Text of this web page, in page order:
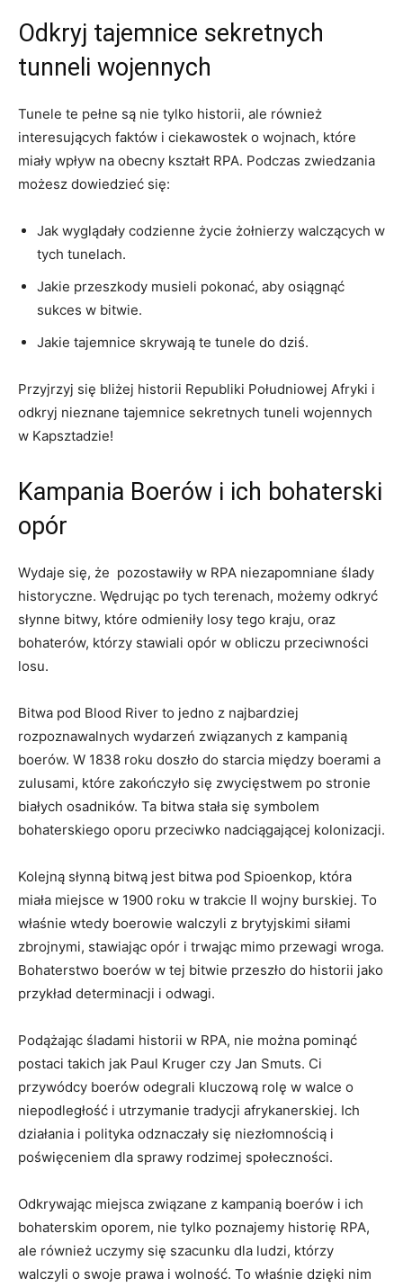
Odkryj tajemnice⁣ sekretnych
tunneli wojennych
Tunele te pełne są ‍nie tylko⁣ historii,‍ ale również
interesujących faktów i ciekawostek o wojnach, ⁣które
miały wpływ ‌na obecny kształt RPA. Podczas zwiedzania
możesz ​dowiedzieć się:
Jak wyglądały codzienne życie ⁢żołnierzy walczących ‌w
tych tunelach.
Jakie ‍przeszkody musieli pokonać, aby ‌osiągnąć
sukces w bitwie.
Jakie tajemnice​ skrywają te tunele do dziś.
Przyjrzyj się bliżej historii Republiki Południowej Afryki i
odkryj nieznane‌ tajemnice ‌sekretnych ⁣tuneli wojennych
w Kapsztadzie!
Kampania Boerów i ich‌ bohaterski
opór
Wydaje się, że ⁢ ⁢pozostawiły w RPA niezapomniane ślady
historyczne. Wędrując​ po tych terenach, możemy odkryć
słynne‍ bitwy, które odmieniły losy tego kraju, ‍oraz
bohaterów,⁣ którzy stawiali opór w obliczu przeciwności
losu.
Bitwa pod Blood River to jedno z najbardziej
rozpoznawalnych wydarzeń⁣ związanych z kampanią
boerów. ⁢W 1838 roku doszło do starcia między boerami ⁤a
zulusami, które zakończyło się zwycięstwem po stronie‌
białych osadników. ⁣Ta bitwa stała​ się symbolem
⁤bohaterskiego oporu przeciwko nadciągającej kolonizacji.
Kolejną słynną bitwą jest bitwa pod Spioenkop, która
miała miejsce w 1900 roku w trakcie II wojny ‍burskiej. To​
właśnie ​wtedy boerowie walczyli z brytyjskimi siłami
zbrojnymi, stawiając opór i trwając mimo przewagi wroga.
Bohaterstwo boerów w tej ⁤bitwie przeszło do ‌historii jako
przykład determinacji⁤ i odwagi.
Podążając śladami historii w RPA, nie ​można pominąć
⁢postaci ⁢takich jak Paul ⁢Kruger czy Jan Smuts. Ci
‌przywódcy boerów ⁢odegrali kluczową rolę ‍w walce o⁢
niepodległość i utrzymanie tradycji afrykanerskiej.‌ Ich
działania i ⁤polityka ⁢odznaczały ‌się niezłomnością i
poświęceniem dla⁣ sprawy rodzimej społeczności.
Odkrywając miejsca⁢ związane z ⁢kampanią boerów i ich
bohaterskim oporem, nie ‌tylko poznajemy historię RPA,
ale⁤ również uczymy się szacunku dla ‍ludzi, którzy
walczyli o swoje prawa ⁤i wolność. To⁤ właśnie⁣ dzięki ⁣nim